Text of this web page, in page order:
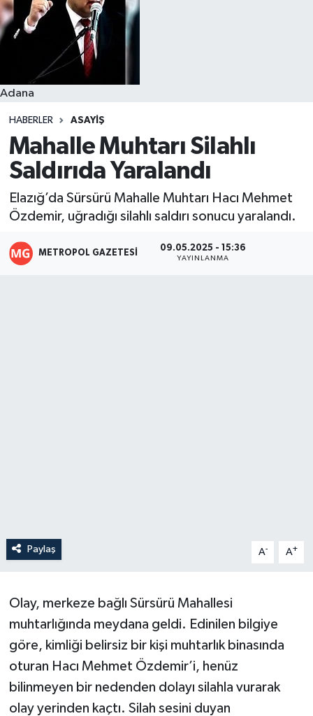
Adana
HABERLER ASAYIŞ
Mahalle Muhtarı Silahlı
Saldırıda Yaralandı
Elazığ’da Sürsürü Mahalle Muhtarı Hacı Mehmet
Özdemir, uğradığı silahlı saldırı sonucu yaralandı.
METROPOL GAZETESI 09.05.2025 - 15:36
YAYINLANMA
Paylaş A- A+
Olay, merkeze bağlı Sürsürü Mahallesi
muhtarlığında meydana geldi. Edinilen bilgiye
göre, kimliği belirsiz bir kişi muhtarlık binasında
oturan Hacı Mehmet Özdemir’i, henüz
bilinmeyen bir nedenden dolayı silahla vurarak
olay yerinden kaçtı. Silah sesini duyan
Resmi İlanlar